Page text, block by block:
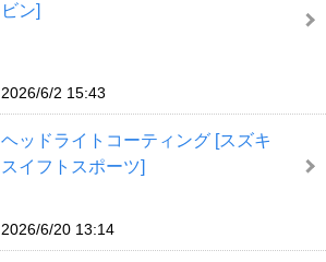
ビン]
2026/6/2 15:43
ヘッドライトコーティング [スズキ
スイフトスポーツ]
2026/6/20 13:14